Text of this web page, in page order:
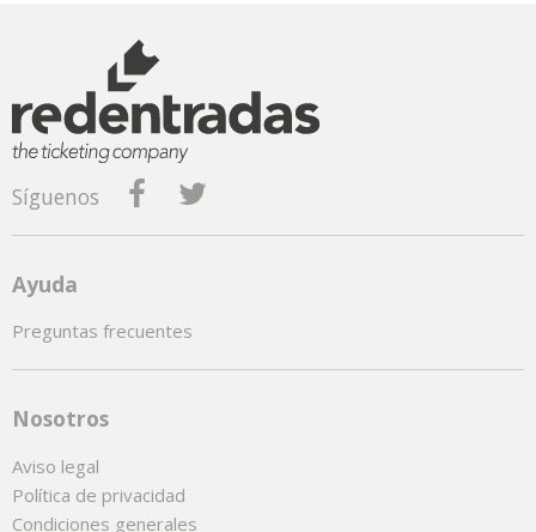
Síguenos
Ayuda
Preguntas frecuentes
Nosotros
Aviso legal
Política de privacidad
Condiciones generales